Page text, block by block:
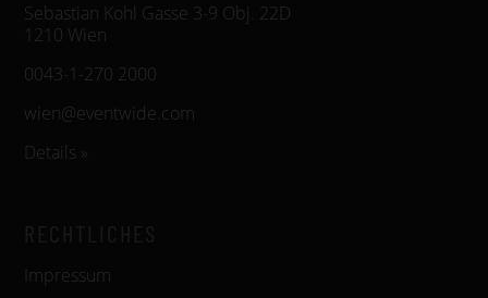
Sebastian Kohl Gasse 3-9 Obj. 22D
1210 Wien
0043-1-270 2000
wien@eventwide.com
Details »
Impressum